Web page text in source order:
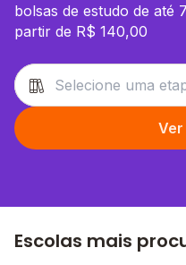
bolsas de estudo de até
partir de R$ 140,00
Escolas mais